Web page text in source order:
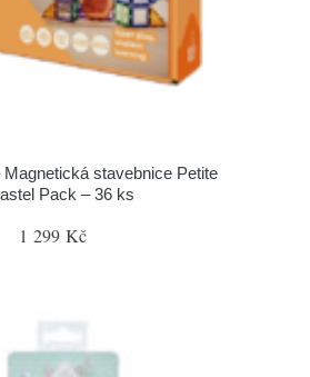
stavebnice Petite
Pack – 36 ks
1 299 Kč